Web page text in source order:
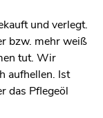
und verlegt.
bzw. mehr weiß
tut. Wir
aufhellen. Ist
das Pflegeöl